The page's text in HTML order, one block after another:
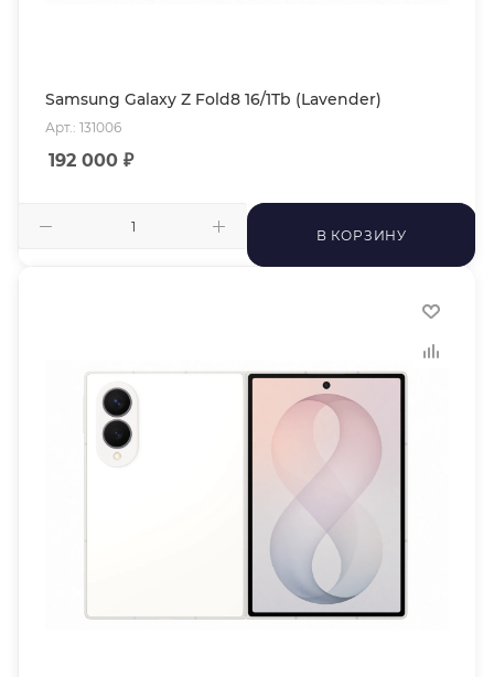
Samsung Galaxy Z Fold8 16/1Tb (Lavender)
Арт.: 131006
192 000 ₽
В КОРЗИНУ